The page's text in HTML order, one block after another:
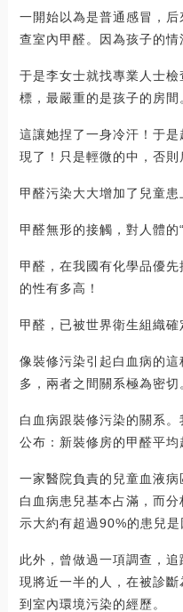
一開始以為是普通感冒，
查室內甲醛。因為孩子的情
于是李女士就找專業人士
標，最嚴重的是孩子的房間
這讓她捏了一身冷汗！于
現了！只是輕微的中，否則
甲醛污染大大增加了兒童
甲醛無形的接觸，對人體的
甲醛，在我國有化學品優
的性有多高！
甲醛，已被世界衛生組織確
像裝修污染引起白血病的
多，兩者之間關系極為密切
白血病跟裝修污染的關系
公布：新裝修房的甲醛平
一家醫院負責的兒童血液
白血病患兒基本占滿，而
示大約有超過90%的患兒是
此外，曾做過一項調查，
現將近一半的人，在被診
到室內環境污染的經歷。